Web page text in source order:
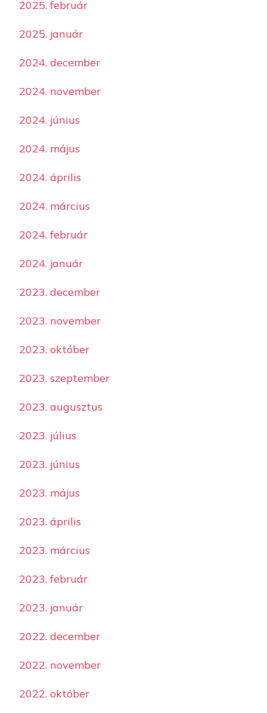
2025. február
2025. január
2024. december
2024. november
2024. június
2024. május
2024. április
2024. március
2024. február
2024. január
2023. december
2023. november
2023. október
2023. szeptember
2023. augusztus
2023. július
2023. június
2023. május
2023. április
2023. március
2023. február
2023. január
2022. december
2022. november
2022. október